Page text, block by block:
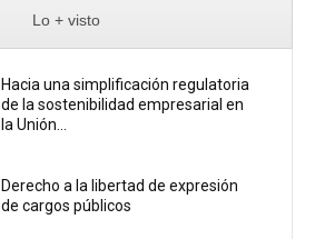
Lo + visto
Hacia una simplificación regulatoria
de la sostenibilidad empresarial en
la Unión...
Derecho a la libertad de expresión
de cargos públicos